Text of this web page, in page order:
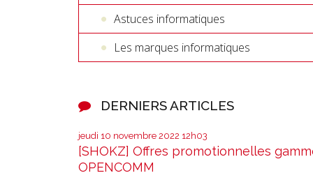
Astuces informatiques
Les marques informatiques
DERNIERS ARTICLES
jeudi 10 novembre 2022 12h03
[SHOKZ] Offres promotionnelles
OPENCOMM